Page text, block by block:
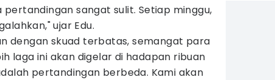
pertandingan sangat sulit. Setiap minggu,
ujar Edu.
dengan skuad terbatas, semangat para
laga ini akan digelar di hadapan ribuan
pertandingan berbeda. Kami akan